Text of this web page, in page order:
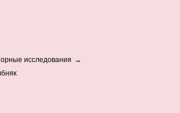
исследования →